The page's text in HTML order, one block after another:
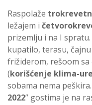
Raspolaže
ležajem i
prizemlju i na I
kupatilo, terasu,
frižiderom, rešoom
(korišćenje klima-
sobama nema
2022” gostima je na